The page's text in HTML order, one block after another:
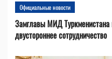
Официальные новости
Замглавы МИД
двустороннее сотрудничество